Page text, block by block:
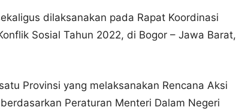
dilaksanakan pada Rapat Koordinasi
Sosial Tahun 2022, di Bogor – Jawa Barat,
Provinsi yang melaksanakan Rencana Aksi
Peraturan Menteri Dalam Negeri